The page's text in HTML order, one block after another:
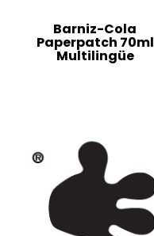
Barniz-Cola
Paperpatch 70ml
Multilingüe